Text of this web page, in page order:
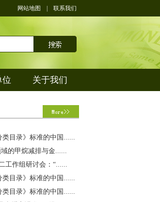
网站地图 联系我们
位 关于我们
类目录》标准的中国......
的甲烷减排与金......
工作组研讨会：“......
类目录》标准的中国......
类目录》标准的中国......